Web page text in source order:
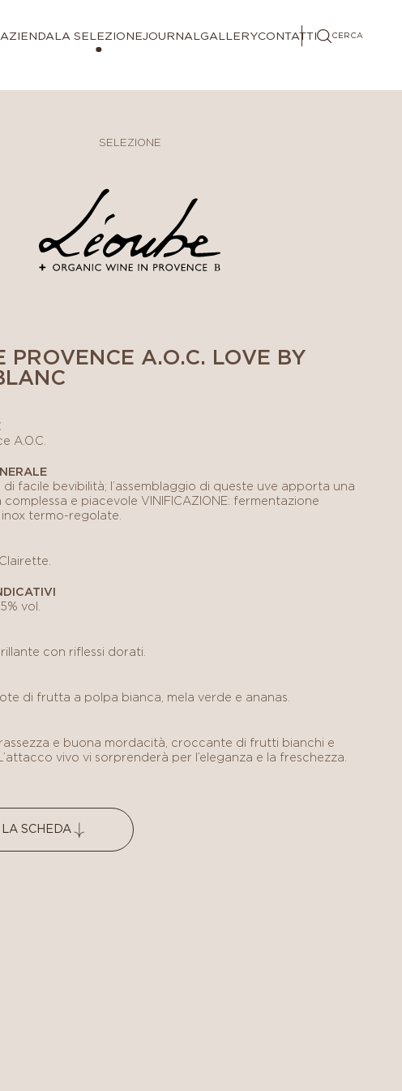
LA SELEZIONEJOURNALGALLERYCONTATTI CERCA
SELEZIONE
PROVENCE A.O.C. LOVE BY
A.O.C.
di facile bevibilità; l’assemblaggio di queste uve apporta una
e piacevole VINIFICAZIONE: fermentazione
termo-regolate.
vol.
con riflessi dorati.
di frutta a polpa bianca, mela verde e ananas.
e buona mordacità, croccante di frutti bianchi e
vivo vi sorprenderà per l’eleganza e la freschezza.
SCHEDA